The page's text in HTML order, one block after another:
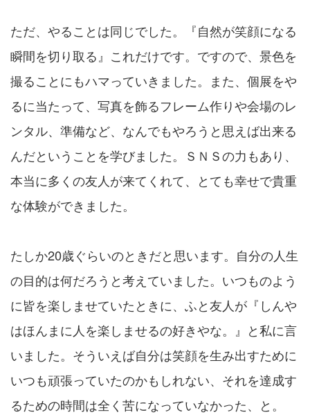
ただ、やることは同じでした。『自然が笑顔になる
瞬間を切り取る』これだけです。ですので、景色を
撮ることにもハマっていきました。また、個展をや
るに当たって、写真を飾るフレーム作りや会場のレ
ンタル、準備など、なんでもやろうと思えば出来る
んだということを学びました。ＳＮＳの力もあり、
本当に多くの友人が来てくれて、とても幸せで貴重
な体験ができました。
たしか20歳ぐらいのときだと思います。自分の人生
の目的は何だろうと考えていました。いつものよう
に皆を楽しませていたときに、ふと友人が『しんや
はほんまに人を楽しませるの好きやな。』と私に言
いました。そういえば自分は笑顔を生み出すために
いつも頑張っていたのかもしれない、それを達成す
るための時間は全く苦になっていなかった、と。